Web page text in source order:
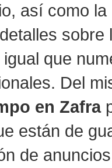
así como
igual que
Del
en Zafra
están de
de